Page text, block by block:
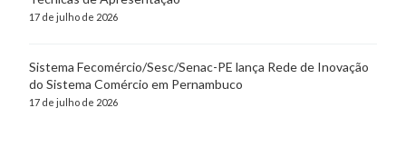
17 de julho de 2026
Sistema Fecomércio/Sesc/Senac-PE lança Rede de Inovação
do Sistema Comércio em Pernambuco
17 de julho de 2026